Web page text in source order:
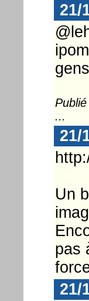
21/
...
21/
Un
pas
21/